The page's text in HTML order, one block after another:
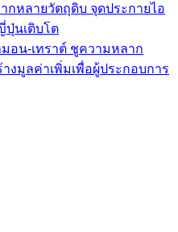
กหลายวัตถุดิบ จุดประกายไอ
ปุ่นเติบโต
อน-เทราต์ ชูความหลาก
งมูลค่าเพิ่มเพื่อผู้ประกอบการ